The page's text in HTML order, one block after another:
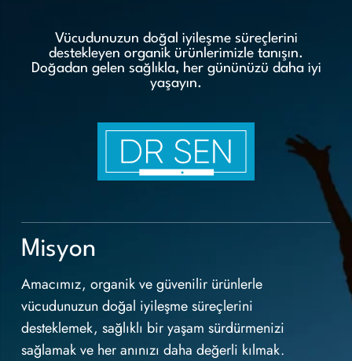
Vücudunuzun doğal iyileşme süreçlerini
destekleyen organik ürünlerimizle tanışın.
Doğadan gelen sağlıkla, her gününüzü daha iyi
yaşayın.
Misyon
Amacımız, organik ve güvenilir ürünlerle
vücudunuzun doğal iyileşme süreçlerini
desteklemek, sağlıklı bir yaşam sürdürmenizi
sağlamak ve her anınızı daha değerli kılmak.